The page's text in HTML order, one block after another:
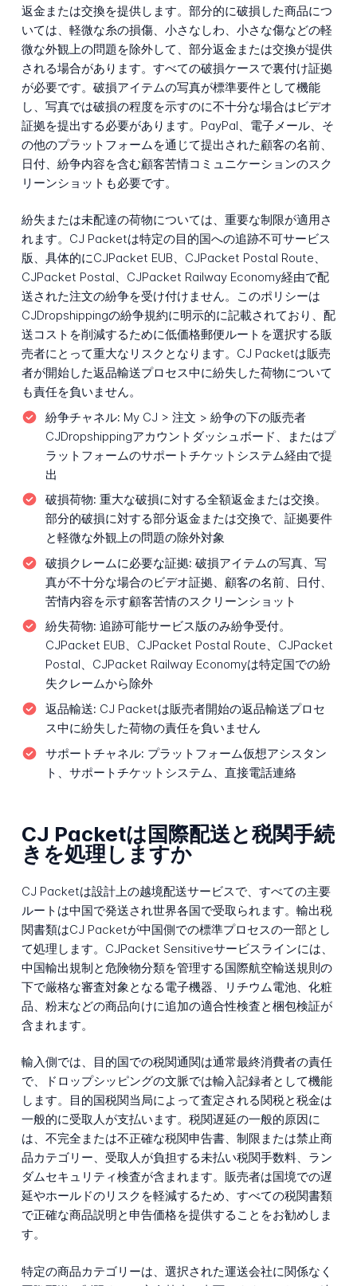
返金または交換を提供します。部分的に破損した商品につ
いては、軽微な糸の損傷、小さなしわ、小さな傷などの軽
微な外観上の問題を除外して、部分返金または交換が提供
される場合があります。すべての破損ケースで裏付け証拠
が必要です。破損アイテムの写真が標準要件として機能
し、写真では破損の程度を示すのに不十分な場合はビデオ
証拠を提出する必要があります。PayPal、電子メール、そ
の他のプラットフォームを通じて提出された顧客の名前、
日付、紛争内容を含む顧客苦情コミュニケーションのスク
リーンショットも必要です。
紛失または未配達の荷物については、重要な制限が適用さ
れます。CJ Packetは特定の目的国への追跡不可サービス
版、具体的にCJPacket EUB、CJPacket Postal Route、
CJPacket Postal、CJPacket Railway Economy経由で配
送された注文の紛争を受け付けません。このポリシーは
CJDropshippingの紛争規約に明示的に記載されており、配
送コストを削減するために低価格郵便ルートを選択する販
売者にとって重大なリスクとなります。CJ Packetは販売
者が開始した返品輸送プロセス中に紛失した荷物について
も責任を負いません。
紛争チャネル: My CJ > 注文 > 紛争の下の販売者
CJDropshippingアカウントダッシュボード、またはプ
ラットフォームのサポートチケットシステム経由で提
出
破損荷物: 重大な破損に対する全額返金または交換。
部分的破損に対する部分返金または交換で、証拠要件
と軽微な外観上の問題の除外対象
破損クレームに必要な証拠: 破損アイテムの写真、写
真が不十分な場合のビデオ証拠、顧客の名前、日付、
苦情内容を示す顧客苦情のスクリーンショット
紛失荷物: 追跡可能サービス版のみ紛争受付。
CJPacket EUB、CJPacket Postal Route、CJPacket
Postal、CJPacket Railway Economyは特定国での紛
失クレームから除外
返品輸送: CJ Packetは販売者開始の返品輸送プロセ
ス中に紛失した荷物の責任を負いません
サポートチャネル: プラットフォーム仮想アシスタン
ト、サポートチケットシステム、直接電話連絡
CJ Packetは国際配送と税関手続
きを処理しますか
CJ Packetは設計上の越境配送サービスで、すべての主要
ルートは中国で発送され世界各国で受取られます。輸出税
関書類はCJ Packetが中国側での標準プロセスの一部とし
て処理します。CJPacket Sensitiveサービスラインには、
中国輸出規制と危険物分類を管理する国際航空輸送規則の
下で厳格な審査対象となる電子機器、リチウム電池、化粧
品、粉末などの商品向けに追加の適合性検査と梱包検証が
含まれます。
輸入側では、目的国での税関通関は通常最終消費者の責任
で、ドロップシッピングの文脈では輸入記録者として機能
します。目的国税関当局によって査定される関税と税金は
一般的に受取人が支払います。税関遅延の一般的原因に
は、不完全または不正確な税関申告書、制限または禁止商
品カテゴリー、受取人が負担する未払い税関手数料、ラン
ダムセキュリティ検査が含まれます。販売者は国境での遅
延やホールドのリスクを軽減するため、すべての税関書類
で正確な商品説明と申告価格を提供することをお勧めしま
す。
特定の商品カテゴリーは、選択された運送会社に関係なく